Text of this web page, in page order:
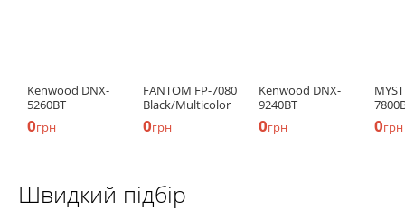
Kenwood DNX-
5260BT
0грн
FANTOM FP-7080
Black/Multicolor
0грн
Kenwood DNX-
9240BT
0грн 0грн
Швидкий підбір